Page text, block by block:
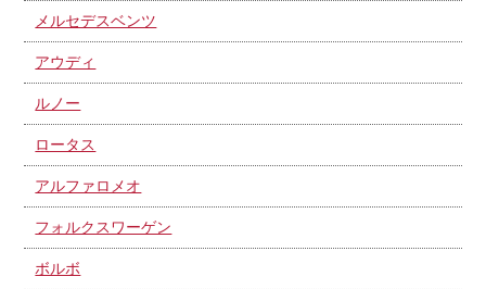
メルセデスベンツ
アウディ
ルノー
ロータス
アルファロメオ
フォルクスワーゲン
ボルボ